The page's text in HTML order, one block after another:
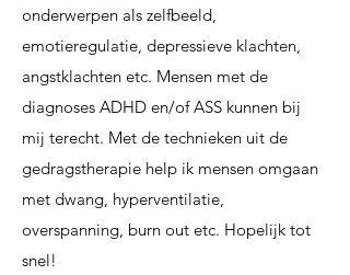
onderwerpen als zelfbeeld,
emotieregulatie, depressieve klachten,
angstklachten etc. Mensen met de
diagnoses ADHD en/of ASS kunnen bij
mij terecht. Met de technieken uit de
gedragstherapie help ik mensen omgaan
met dwang, hyperventilatie,
overspanning, burn out etc. Hopelijk tot
snel!